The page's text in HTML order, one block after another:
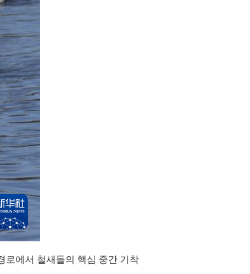
로에서 철새들의 핵심 중간 기착